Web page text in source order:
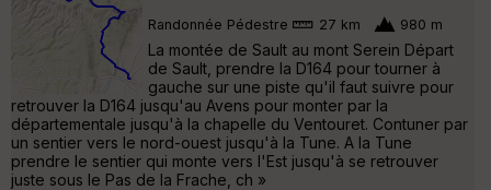
Randonnée Pédestre 27 km 980 m
La montée de Sault au mont Serein Départ
de Sault, prendre la D164 pour tourner à
gauche sur une piste qu'il faut suivre pour
retrouver la D164 jusqu'au Avens pour monter par la
départementale jusqu'à la chapelle du Ventouret. Contuner par
un sentier vers le nord-ouest jusqu'à la Tune. A la Tune
prendre le sentier qui monte vers l'Est jusqu'à se retrouver
juste sous le Pas de la Frache, ch »